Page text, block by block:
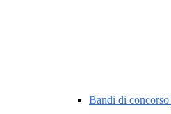
Bandi di concorso